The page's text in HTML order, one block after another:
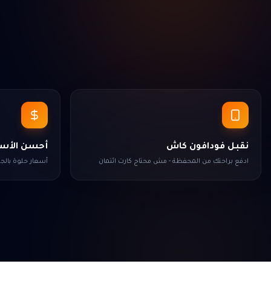
نقبل فودافون كاش
ادفع براحتك من المحفظة - مش محتاج كارت ائتمان
أحسن
أسعار حلوة